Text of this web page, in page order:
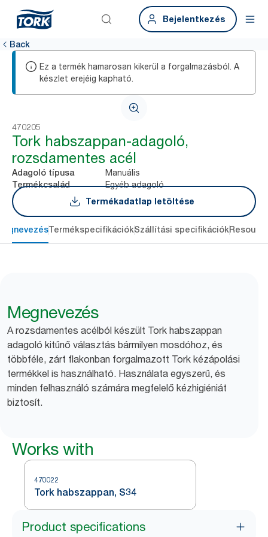
Bejelentkezés
Back
Ez a termék hamarosan kikerül a forgalmazásból. A
készlet erejéig kapható.
470205
Tork habszappan-adagoló,
rozsdamentes acél
Adagoló típusa Manuális
Termékcsalád
Egyéb adagoló
Termékadatlap letöltése
TermékspecifikációkSzállítási specifikációk
Megnevezés
A rozsdamentes acélból készült Tork habszappan
adagoló kitűnő választás bármilyen mosdóhoz, és
többféle, zárt flakonban forgalmazott Tork kézápolási
termékkel is használható. Használata egyszerű, és
minden felhasználó számára megfelelő kézhigiéniát
biztosít.
Works with
470022
Tork habszappan, S34
Product specifications